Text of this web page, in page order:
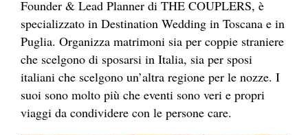
Founder & Lead Planner di THE COUPLERS, è
specializzato in Destination Wedding in Toscana e in
Puglia. Organizza matrimoni sia per coppie straniere
che scelgono di sposarsi in Italia, sia per sposi
italiani che scelgono un’altra regione per le nozze. I
suoi sono molto più che eventi sono veri e propri
viaggi da condividere con le persone care.